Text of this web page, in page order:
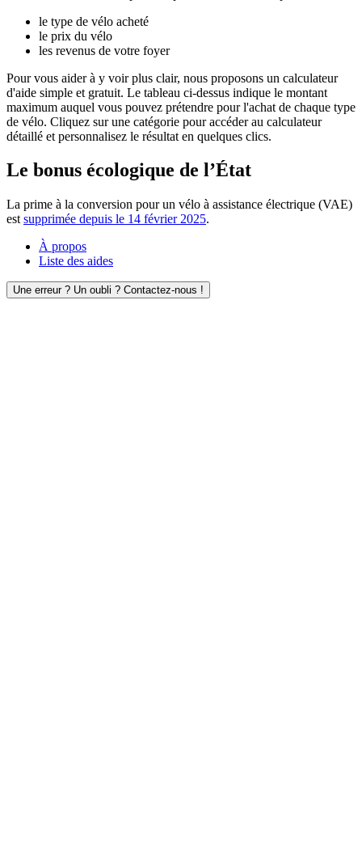
le type de vélo acheté
le prix du vélo
les revenus de votre foyer
Pour vous aider à y voir plus clair, nous proposons un calculateur
d'aide simple et gratuit. Le tableau ci-dessus indique le montant
maximum auquel vous pouvez prétendre pour l'achat de chaque type
de vélo. Cliquez sur une catégorie pour accéder au calculateur
détaillé et personnalisez le résultat en quelques clics.
Le bonus écologique de l’État
La prime à la conversion pour un vélo à assistance électrique (VAE)
est supprimée depuis le 14 février 2025.
À propos
Liste des aides
Une erreur ? Un oubli ? Contactez-nous !